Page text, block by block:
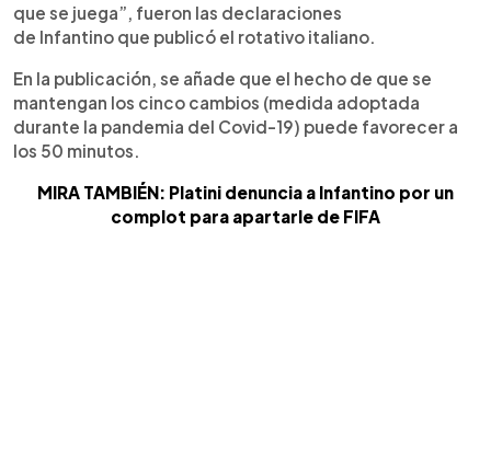
que se juega”, fueron las declaraciones
de Infantino que publicó el rotativo italiano.
En la publicación, se añade que el hecho de que se
mantengan los cinco cambios (medida adoptada
durante la pandemia del Covid-19) puede favorecer a
los 50 minutos.
MIRA TAMBIÉN: Platini denuncia a Infantino por un
complot para apartarle de FIFA